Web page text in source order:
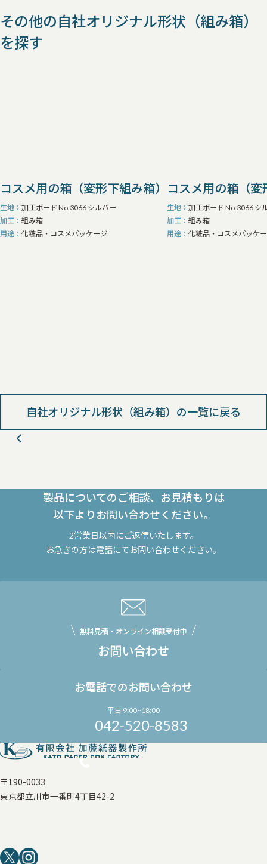
その他の自社オリジナル形状（組み箱）
を探す
コスメ用の箱（変形下組み箱）
生地
加工ボード No.3066 シルバー
加工
組み箱
用途
化粧品・コスメパッケージ
コスメ用の箱（
生地
加工ボード No.3066 シ
加工
組み箱
用途
化粧品・コスメパッケ
自社オリジナル形状（組み箱）の一覧に戻る
製品についてのご相談、お見積もりは
以下よりお問い合わせください。
2営業日以内にご返信いたします。
お急ぎの方は電話にてお問い合わせください。
無料見積・オンライン相談受付中
お問い合わせ
お電話でのお問い合わせ
平日 9:00~18:00
042-520-8583
〒190-0033
東京都立川市一番町4丁目42-2